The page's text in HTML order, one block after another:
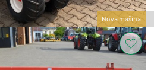
Nova mašina